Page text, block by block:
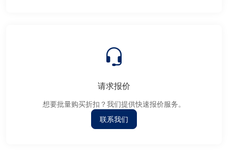
请求报价
想要批量购买折扣？我们提供快速报价服务。
联系我们